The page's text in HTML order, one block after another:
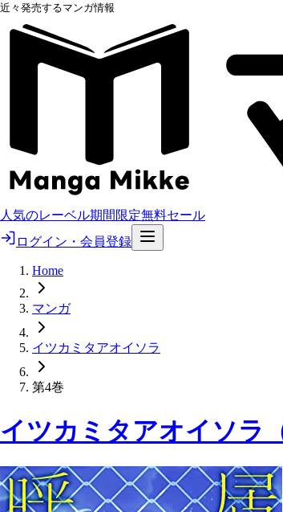
近々発売するマンガ情報
人気のレーベル期間限定無料セール
ログイン・会員登録
Home
マンガ
イツカミタアオイソラ
第4巻
イツカミタアオイソ